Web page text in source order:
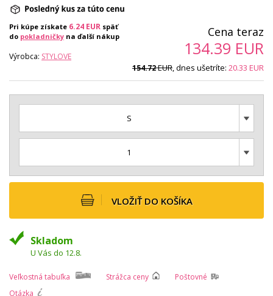
Pri kúpe získate 6.24 EUR späť
do pokladničky na ďalší nákup
Výrobca: STYLOVE
Cena teraz
134.39 EUR
154.72EUR, dnes ušetríte: 20.33 EUR
S
1
VLOŽIŤ DO KOŠÍKA
Skladom
U Vás do 12.8.
Veľkostná tabuľka Strážca ceny
Poštovné
Otázka